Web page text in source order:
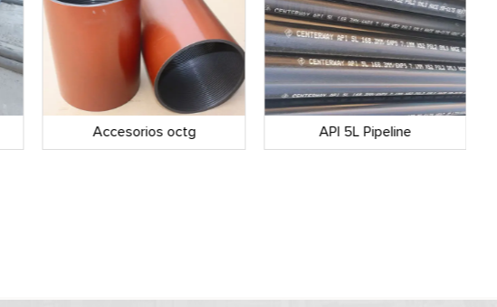
Accesorios octg API 5L Pipeline